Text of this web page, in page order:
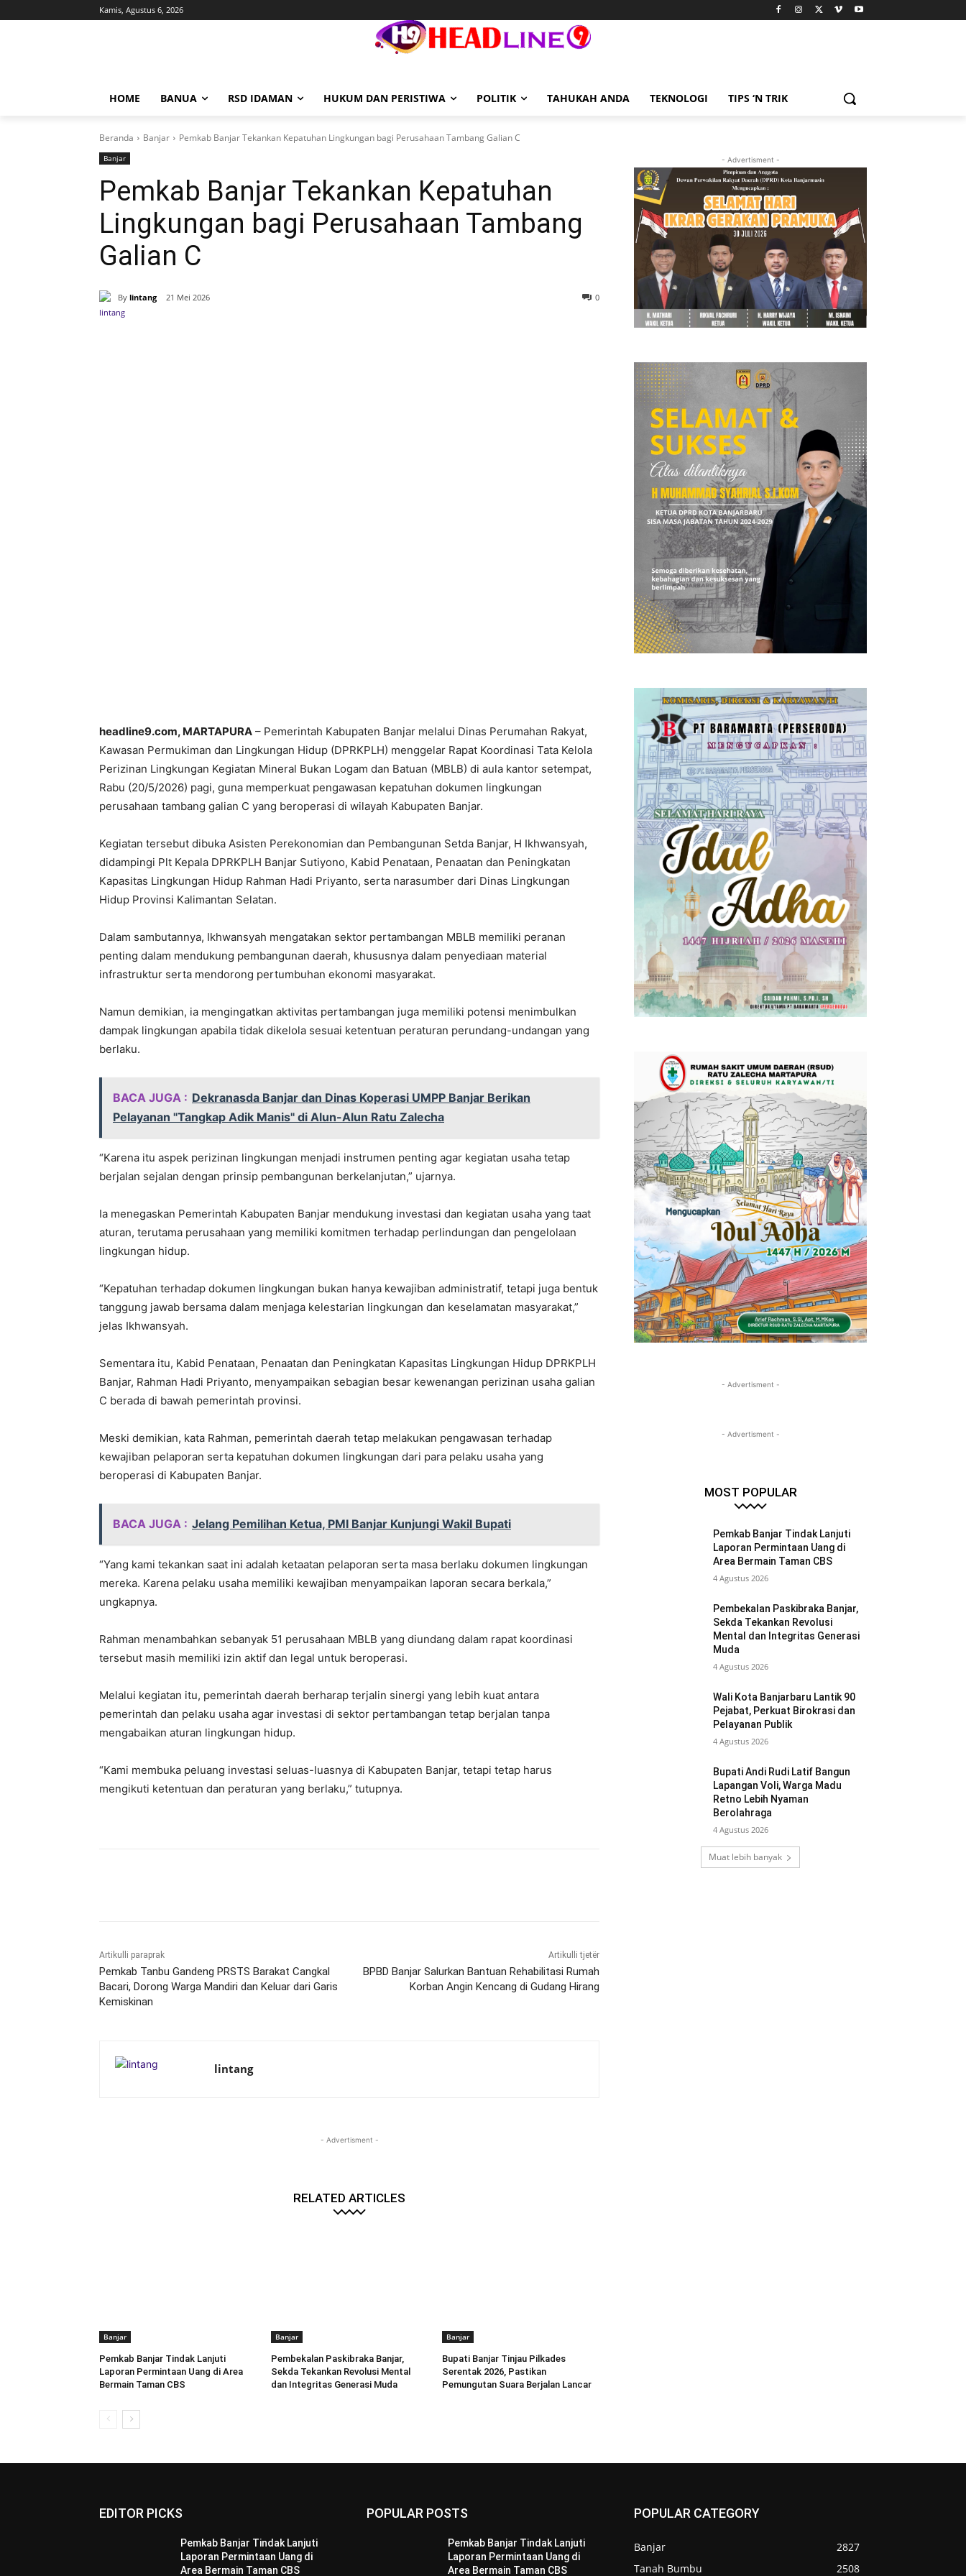
Kamis, Agustus 6, 2026
HOME BANUA RSD IDAMAN HUKUM DAN PERISTIWA POLITIK TAHUKAH ANDA TEKNOLOGI TIPS ‘N TRIK
Beranda Banjar Pemkab Banjar Tekankan Kepatuhan Lingkungan bagi Perusahaan Tambang Galian C
Banjar
Pemkab Banjar Tekankan Kepatuhan
Lingkungan bagi Perusahaan Tambang
Galian C
By lintang 21 Mei 2026 0
headline9.com, MARTAPURA – Pemerintah Kabupaten Banjar melalui Dinas Perumahan Rakyat,
Kawasan Permukiman dan Lingkungan Hidup (DPRKPLH) menggelar Rapat Koordinasi Tata Kelola
Perizinan Lingkungan Kegiatan Mineral Bukan Logam dan Batuan (MBLB) di aula kantor setempat,
Rabu (20/5/2026) pagi, guna memperkuat pengawasan kepatuhan dokumen lingkungan
perusahaan tambang galian C yang beroperasi di wilayah Kabupaten Banjar.
Kegiatan tersebut dibuka Asisten Perekonomian dan Pembangunan Setda Banjar, H Ikhwansyah,
didampingi Plt Kepala DPRKPLH Banjar Sutiyono, Kabid Penataan, Penaatan dan Peningkatan
Kapasitas Lingkungan Hidup Rahman Hadi Priyanto, serta narasumber dari Dinas Lingkungan
Hidup Provinsi Kalimantan Selatan.
Dalam sambutannya, Ikhwansyah mengatakan sektor pertambangan MBLB memiliki peranan
penting dalam mendukung pembangunan daerah, khususnya dalam penyediaan material
infrastruktur serta mendorong pertumbuhan ekonomi masyarakat.
Namun demikian, ia mengingatkan aktivitas pertambangan juga memiliki potensi menimbulkan
dampak lingkungan apabila tidak dikelola sesuai ketentuan peraturan perundang-undangan yang
berlaku.
BACA JUGA : Dekranasda Banjar dan Dinas Koperasi UMPP Banjar Berikan
Pelayanan "Tangkap Adik Manis" di Alun-Alun Ratu Zalecha
“Karena itu aspek perizinan lingkungan menjadi instrumen penting agar kegiatan usaha tetap
berjalan sejalan dengan prinsip pembangunan berkelanjutan,” ujarnya.
Ia menegaskan Pemerintah Kabupaten Banjar mendukung investasi dan kegiatan usaha yang taat
aturan, terutama perusahaan yang memiliki komitmen terhadap perlindungan dan pengelolaan
lingkungan hidup.
“Kepatuhan terhadap dokumen lingkungan bukan hanya kewajiban administratif, tetapi juga bentuk
tanggung jawab bersama dalam menjaga kelestarian lingkungan dan keselamatan masyarakat,”
jelas Ikhwansyah.
Sementara itu, Kabid Penataan, Penaatan dan Peningkatan Kapasitas Lingkungan Hidup DPRKPLH
Banjar, Rahman Hadi Priyanto, menyampaikan sebagian besar kewenangan perizinan usaha galian
C berada di bawah pemerintah provinsi.
Meski demikian, kata Rahman, pemerintah daerah tetap melakukan pengawasan terhadap
kewajiban pelaporan serta kepatuhan dokumen lingkungan dari para pelaku usaha yang
beroperasi di Kabupaten Banjar.
BACA JUGA : Jelang Pemilihan Ketua, PMI Banjar Kunjungi Wakil Bupati
“Yang kami tekankan saat ini adalah ketaatan pelaporan serta masa berlaku dokumen lingkungan
mereka. Karena pelaku usaha memiliki kewajiban menyampaikan laporan secara berkala,”
ungkapnya.
Rahman menambahkan sebanyak 51 perusahaan MBLB yang diundang dalam rapat koordinasi
tersebut masih memiliki izin aktif dan legal untuk beroperasi.
Melalui kegiatan itu, pemerintah daerah berharap terjalin sinergi yang lebih kuat antara
pemerintah dan pelaku usaha agar investasi di sektor pertambangan tetap berjalan tanpa
mengabaikan aturan lingkungan hidup.
“Kami membuka peluang investasi seluas-luasnya di Kabupaten Banjar, tetapi tetap harus
mengikuti ketentuan dan peraturan yang berlaku,” tutupnya.
Artikulli paraprak
Pemkab Tanbu Gandeng PRSTS Barakat Cangkal
Bacari, Dorong Warga Mandiri dan Keluar dari Garis
Kemiskinan
Artikulli tjetër
BPBD Banjar Salurkan Bantuan Rehabilitasi Rumah
Korban Angin Kencang di Gudang Hirang
lintang
- Advertisment -
RELATED ARTICLES
Banjar
Pemkab Banjar Tindak Lanjuti
Laporan Permintaan Uang di Area
Bermain Taman CBS
Banjar
Pembekalan Paskibraka Banjar,
Sekda Tekankan Revolusi Mental
dan Integritas Generasi Muda
Banjar
Bupati Banjar Tinjau Pilkades
Serentak 2026, Pastikan
Pemungutan Suara Berjalan Lancar
- Advertisment -
- Advertisment -
- Advertisment -
MOST POPULAR
Pemkab Banjar Tindak Lanjuti
Laporan Permintaan Uang di
Area Bermain Taman CBS
4 Agustus 2026
Pembekalan Paskibraka Banjar,
Sekda Tekankan Revolusi
Mental dan Integritas Generasi
Muda
4 Agustus 2026
Wali Kota Banjarbaru Lantik 90
Pejabat, Perkuat Birokrasi dan
Pelayanan Publik
4 Agustus 2026
Bupati Andi Rudi Latif Bangun
Lapangan Voli, Warga Madu
Retno Lebih Nyaman
Berolahraga
4 Agustus 2026
Muat lebih banyak
EDITOR PICKS
Pemkab Banjar Tindak Lanjuti
Laporan Permintaan Uang di
Area Bermain Taman CBS
POPULAR POSTS
Pemkab Banjar Tindak Lanjuti
Laporan Permintaan Uang di
Area Bermain Taman CBS
POPULAR CATEGORY
Banjar
2827
Tanah Bumbu
2508